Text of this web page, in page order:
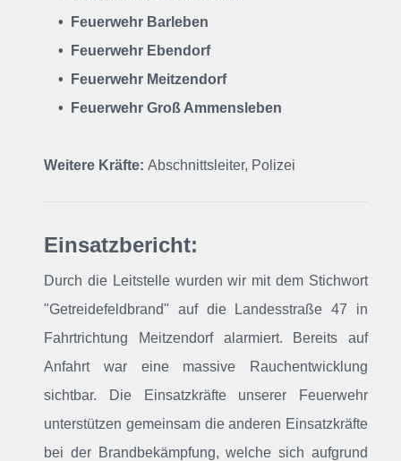
• Feuerwehr Barleben
• Feuerwehr Ebendorf
• Feuerwehr Meitzendorf
• Feuerwehr Groß Ammensleben
Weitere Kräfte: Abschnittsleiter, Polizei
Einsatzbericht:
Durch die Leitstelle wurden wir mit dem Stichwort
"Getreidefeldbrand" auf die Landesstraße 47 in
Fahrtrichtung Meitzendorf alarmiert. Bereits auf
Anfahrt war eine massive Rauchentwicklung
sichtbar. Die Einsatzkräfte unserer Feuerwehr
unterstützen gemeinsam die anderen Einsatzkräfte
bei der Brandbekämpfung, welche sich aufgrund